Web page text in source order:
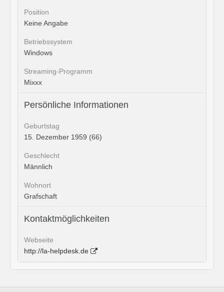
Position
Keine Angabe
Betriebssystem
Windows
Streaming-Programm
Mixxx
Persönliche Informationen
Geburtstag
15. Dezember 1959 (66)
Geschlecht
Männlich
Wohnort
Grafschaft
Kontaktmöglichkeiten
Webseite
http://la-helpdesk.de